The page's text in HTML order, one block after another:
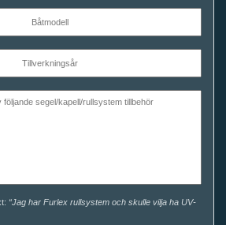
“Jag har Furlex rullsystem och skulle vilja ha UV-